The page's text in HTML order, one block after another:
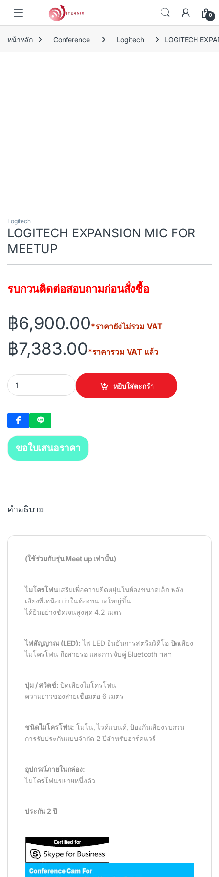
0
หน้าหลัก Conference Logitech LOGITECH
Logitech
LOGITECH EXPANSION MIC FOR
MEETUP
รบกวนติดต่อสอบถามก่อนสั่งซื้อ
฿6,900.00*ราคายังไม่รวม VAT
฿7,383.00*ราคารวม VAT แล้ว
LOGITECH EXPANSION MIC FOR MEETUP quantity
หยิบใส่ตะกร้า
ขอใบเสนอราคา
คำอธิบาย
(ใช้ร่วมกับรุ่น Meet up เท่านั้น)
ไมโครโฟนเสริมเพื่อความยืดหยุ่นในห้องขนาดเล็ก พลัง
เสียงที่เหนือกว่าในห้องขนาดใหญ่ขึ้น
ได้ยินอย่างชัดเจนสูงสุด 4.2 เมตร
ไฟสัญญาณ (LED): ไฟ LED ยืนยันการสตรีมวิดีโอ ปิดเสียง
ไมโครโฟน ถือสายรอ และการจับคู่ Bluetooth ฯลฯ
ปุ่ม / สวิตช์: ปิดเสียงไมโครโฟน
ความยาวของสายเชื่อมต่อ 6 เมตร
ชนิดไมโครโฟน: โมโน, ไวด์แบนด์, ป้องกันเสียงรบกวน
การรับประกันแบบจำกัด 2 ปีสำหรับฮาร์ดแวร์
อุปกรณ์ภายในกล่อง:
ไมโครโฟนขยายหนึ่งตัว
ประกัน 2 ปี